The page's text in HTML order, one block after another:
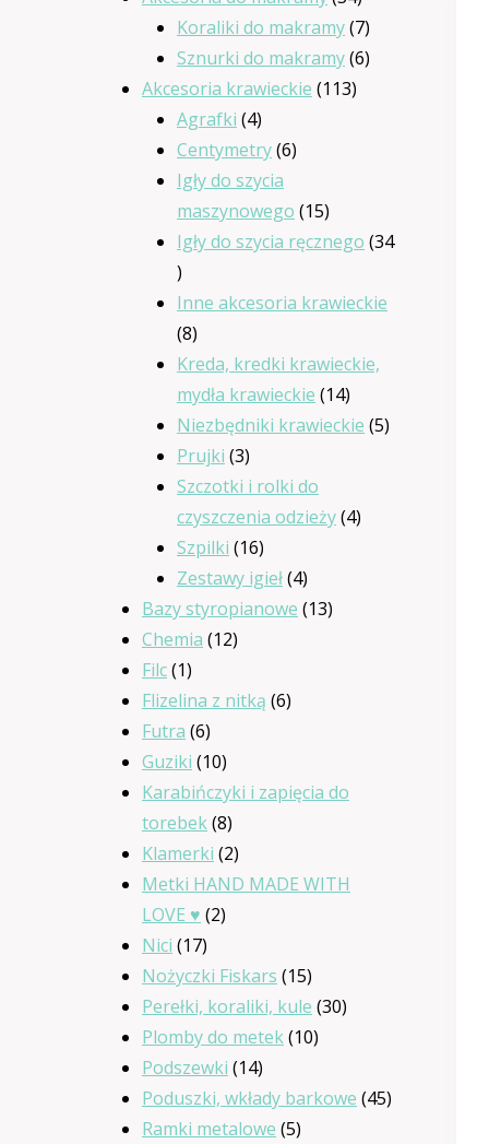
produkty
Koraliki do makramy 77
produktów
Sznurki do makramy 66
Akcesoria krawieckie 113113
Agrafki 44
produkty
Centymetry 66
Igły do szycia
maszynowego 1515
produktów
Igły do szycia ręcznego 34
34
produkty
Inne akcesoria krawieckie
88
produktów
Kreda, kredki krawieckie,
mydła krawieckie 1414
produktów
Niezbędniki krawieckie 55
Prujki 33
produkty
Szczotki i rolki do
czyszczenia odzieży 44
Szpilki 1616
produktów
Zestawy igieł 44
produkty
Bazy styropianowe 1313
Chemia 1212
Filc 11
produkt
Flizelina z nitką 66
Futra 66
produktów
Guziki 1010
produktów
Karabińczyki i zapięcia do
torebek 88
produktów
Klamerki 22
produkty
Metki HAND MADE WITH
LOVE ♥ 22
Nici 1717
produktów
Nożyczki Fiskars 1515
produktów
Perełki, koraliki, kule 3030
Plomby do metek 1010
Podszewki 1414
produktów
Poduszki, wkłady barkowe 4545
Ramki metalowe 55